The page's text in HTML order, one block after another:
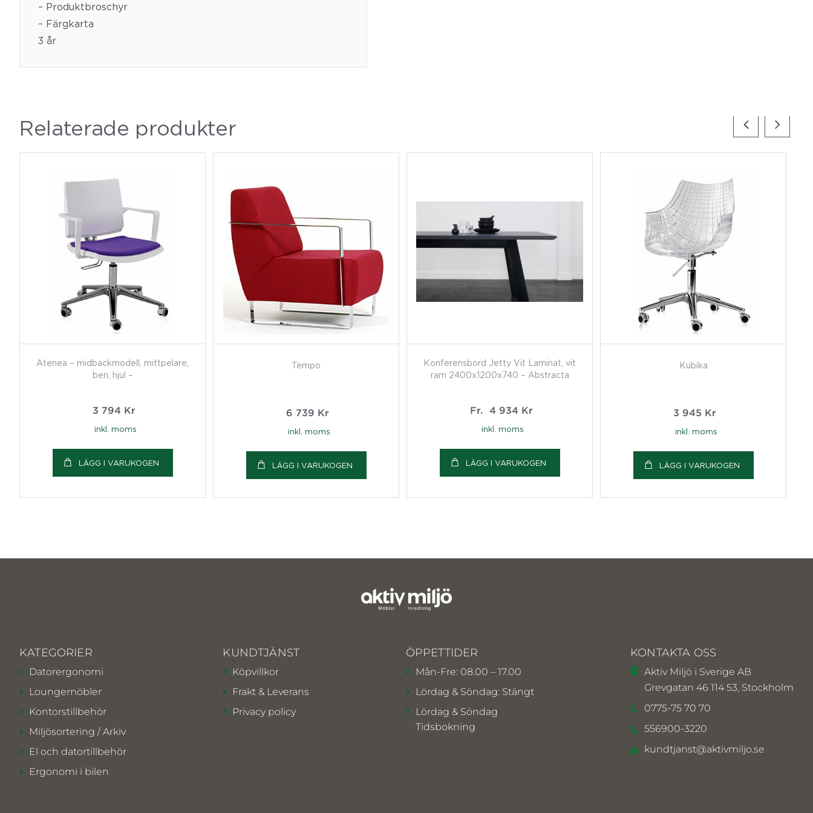
– Produktbroschyr
– Färgkarta
3 år
Relaterade produkter
Atenea – midbackmodell, mittpelare,
ben, hjul –
3 794 Kr
inkl. moms
LÄGG I VARUKOGEN
Tempo
6 739 Kr
inkl. moms
LÄGG I VARUKOGEN
Konferensbord Jetty Vit Laminat, vit
ram 2400x1200x740 – Abstracta
Fr. 4 934 Kr
inkl. moms
LÄGG I VARUKOGEN
Kubika
3 945 Kr
inkl. moms
LÄGG I VARUKOGEN
KATEGORIER
Datorergonomi
Loungemöbler
Kontorstillbehör
Miljösortering / Arkiv
El och datortillbehör
Ergonomi i bilen
KUNDTJÄNST
Köpvillkor
Frakt & Leverans
Privacy policy
ÖPPETTIDER
Mån-Fre: 08.00 – 17.00
Lördag & Söndag: Stängt
Lördag & Söndag
Tidsbokning
KONTAKTA OSS
Aktiv Miljö i Sverige AB
Grevgatan 46 114 53, Stockholm
0775-75 70 70
556900-3220
kundtjanst@aktivmiljo.se